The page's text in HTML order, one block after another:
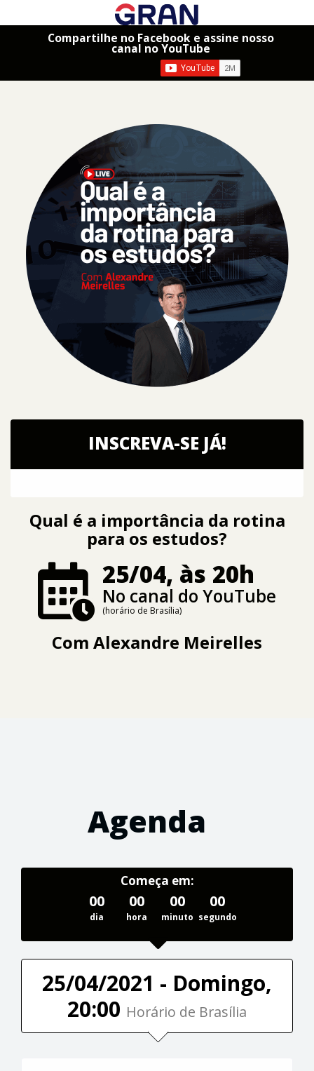
Compartilhe no Facebook e assine nosso
canal no YouTube
INSCREVA-SE JÁ!
Qual é a importância da rotina
para os estudos?
25/04, às 20h
No canal do YouTube
(horário de Brasília)
Com Alexandre Meirelles
Agenda
Começa em:
00
dia
00
hora
00
minuto
00
segundo
25/04/2021 - Domingo,
20:00 Horário de Brasília